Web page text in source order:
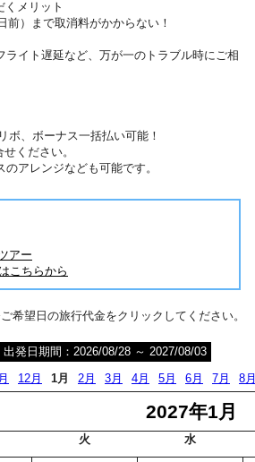
メリット
前）まで取消料がかからない！
イト遅延など、万が一のトラブル時にご相
ボ、ボーナス一括払い可能！
ください。
アレンジなども可能です。
アー
こちらから
希望日の旅行代金をクリックしてください。
出発日期間：2026/08/28 ～ 2027/08/03
12月 1月 2月 3月 4月 5月 6月 7月 8月
2027年1月
火 水